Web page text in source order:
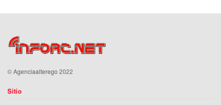
©Agenciaalterego 2022
Sitio